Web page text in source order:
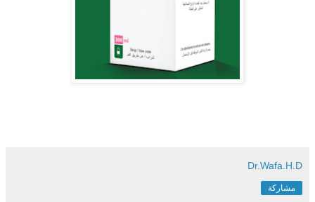
Dr.Wafa.H.D
مشاركة